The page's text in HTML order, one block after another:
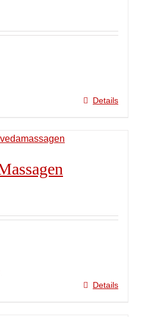
Details
Details